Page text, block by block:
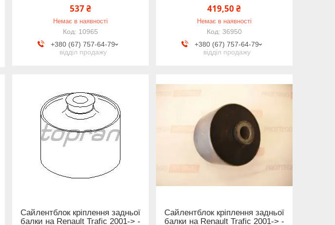
537 ₴
Немає в наявності
10965
+380 (67) 757-64-79
відділ продажу
419,50 ₴
Немає в наявності
36950
+380 (67) 757-64-79
відділ продажу
Сайлентблок кріплення задньої
балки на Renault Trafic 2001-> -
Сайлентблок кріплення задньої
балки на Renault Trafic 2001-> -